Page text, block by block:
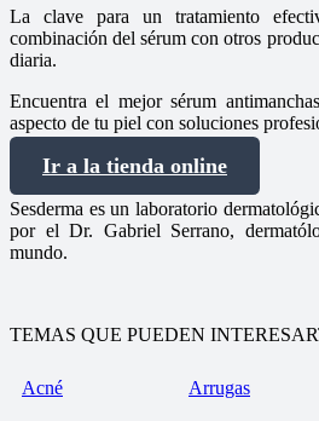
La clave para un tratamiento
combinación del sérum con otros
diaria.
Encuentra el mejor sérum
aspecto de tu piel con soluciones
Ir a la tienda online
Sesderma es un laboratorio
por el Dr. Gabriel Serrano,
mundo.
TEMAS QUE PUEDEN
Acné Arrugas